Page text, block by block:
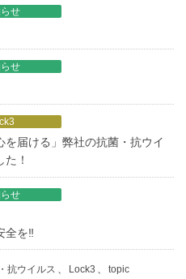
せ
せ
を届ける」弊社の抗菌・抗ウイ
！
せ
全を‼
抗ウイルス Lock3 topic